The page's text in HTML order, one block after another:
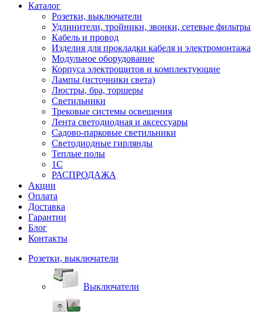
Каталог
Розетки, выключатели
Удлинители, тройники, звонки, сетевые фильтры
Кабель и провод
Изделия для прокладки кабеля и электромонтажа
Модульное оборудование
Корпуса электрощитов и комплектующие
Лампы (источники света)
Люстры, бра, торшеры
Светильники
Трековые системы освещения
Лента светодиодная и аксессуары
Садово-парковые светильники
Светодиодные гирлянды
Теплые полы
1С
РАСПРОДАЖА
Акции
Оплата
Доставка
Гарантии
Блог
Контакты
Розетки, выключатели
Выключатели